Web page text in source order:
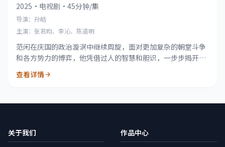
2025 · 电视剧 · 45分钟/集
导演：孙皓
主演：张若昀、李沁、陈道明
范闲在庆国的政治漩涡中继续周旋，面对更加复杂的朝堂斗争
和各方势力的博弈，他凭借过人的智慧和胆识，一步步揭开自
查看详情
关于我们 作品中心